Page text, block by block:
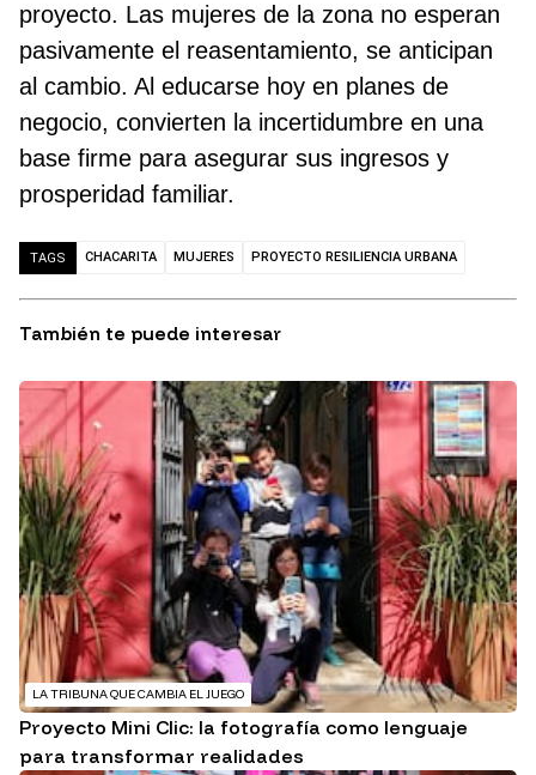
proyecto. Las mujeres de la zona no esperan
pasivamente el reasentamiento, se anticipan
al cambio. Al educarse hoy en planes de
negocio, convierten la incertidumbre en una
base firme para asegurar sus ingresos y
prosperidad familiar.
TAGS CHACARITA MUJERES PROYECTO RESILIENCIA URBANA
También te puede interesar
LA TRIBUNA QUE CAMBIA EL JUEGO
Proyecto Mini Clic: la fotografía como lenguaje
para transformar realidades